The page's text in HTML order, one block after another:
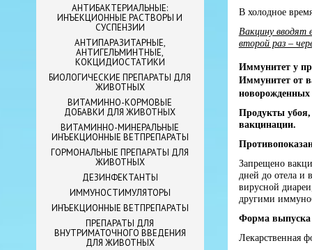
АНТИБАКТЕРИАЛЬНЫЕ:
ИНЪЕКЦИОННЫЕ РАСТВОРЫ И
СУСПЕНЗИИ
АНТИПАРАЗИТАРНЫЕ,
АНТИГЕЛЬМИНТНЫЕ,
КОКЦИДИОСТАТИКИ
БИОЛОГИЧЕСКИЕ ПРЕПАРАТЫ ДЛЯ
ЖИВОТНЫХ
ВИТАМИННО-КОРМОВЫЕ
ДОБАВКИ ДЛЯ ЖИВОТНЫХ
ВИТАМИННО-МИНЕРАЛЬНЫЕ
ИНЪЕКЦИОННЫЕ ВЕТПРЕПАРАТЫ
ГОРМОНАЛЬНЫЕ ПРЕПАРАТЫ ДЛЯ
ЖИВОТНЫХ
ДЕЗИНФЕКТАНТЫ
ИММУНОСТИМУЛЯТОРЫ
ИНЪЕКЦИОННЫЕ ВЕТПРЕПАРАТЫ
ПРЕПАРАТЫ ДЛЯ
ВНУТРИМАТОЧНОГО ВВЕДЕНИЯ
ДЛЯ ЖИВОТНЫХ
В холодное
Вакцину вводят
второй раз –
Иммунитет у
Иммунитет от
новорожденных
Продукты убоя,
вакцинации.
Запрещено
дней до отела и
вирусной
другими
Форма выпуска
Лекарственная